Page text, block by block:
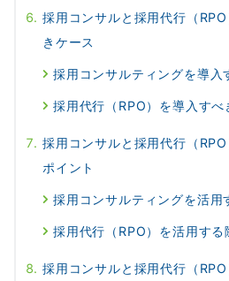
採用コンサルと採用代行（
きケース
採用コンサルティングを導入
採用代行（RPO）を導入すべ
採用コンサルと採用代行（
ポイント
採用コンサルティングを活用
採用代行（RPO）を活用する
採用コンサルと採用代行（